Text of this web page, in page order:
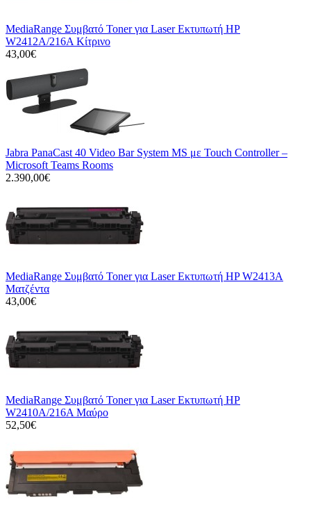
MediaRange Συμβατό Toner για Laser Εκτυπωτή HP
W2412A/216A Κίτρινο
43,00€
Jabra PanaCast 40 Video Bar System MS με Touch Controller –
Microsoft Teams Rooms
2.390,00€
MediaRange Συμβατό Toner για Laser Εκτυπωτή HP W2413A
Ματζέντα
43,00€
MediaRange Συμβατό Toner για Laser Εκτυπωτή HP
W2410A/216A Μαύρο
52,50€